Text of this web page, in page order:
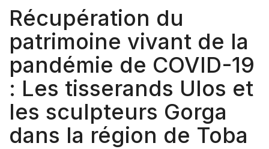
Récupération du
patrimoine vivant de la
pandémie de COVID-19
: Les tisserands Ulos et
les sculpteurs Gorga
dans la région de Toba